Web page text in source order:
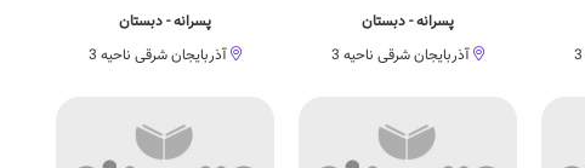
پسرانه - دبستان
آذربایجان شرقی ناحیه 3
پسرانه - دبستان
آذربایجان شرقی ناحیه 3